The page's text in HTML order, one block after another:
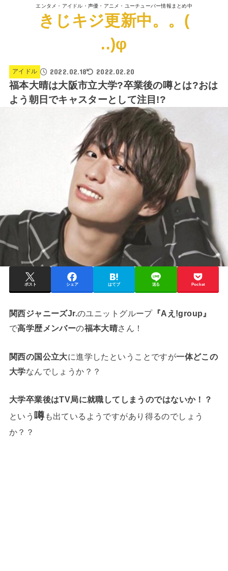
エンタメ・アイドル・声優・アニメ・ユーチューバー情報まとめ中
きじキジ更新中。。(
..)φ
アイドル 2022.02.18 2022.02.20
福本大晴は大阪市立大学?卒業後の噂とは?おは
よう朝日でキャスターとして注目!?
ポスト シェア はてブ 送る Pocket
関西ジャニーズJr.のユニットグループ『Aえ!group』
で高学歴メンバーの福本大晴さん！
関西の国公立大に進学したということですが一体どこの
大学なんでしょうか？？
大学卒業後はTV局に就職してしまうのではないか！？
という 噂も出ているようですがあり得るのでしょう
か？？